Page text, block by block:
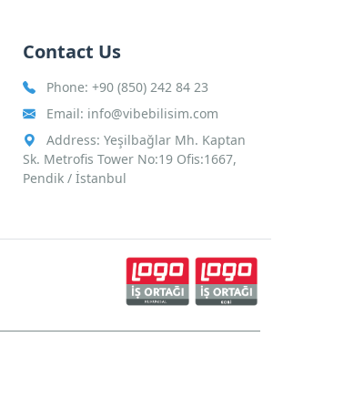
Contact Us
Phone: +90 (850) 242 84 23
Email: info@vibebilisim.com
Address: Yeşilbağlar Mh. Kaptan
Sk. Metrofis Tower No:19 Ofis:1667,
Pendik / İstanbul